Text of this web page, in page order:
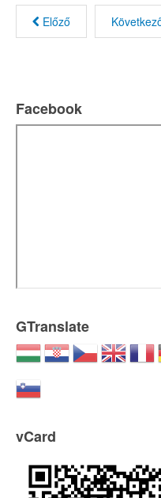
Előző
Facebook
GTranslate
vCard